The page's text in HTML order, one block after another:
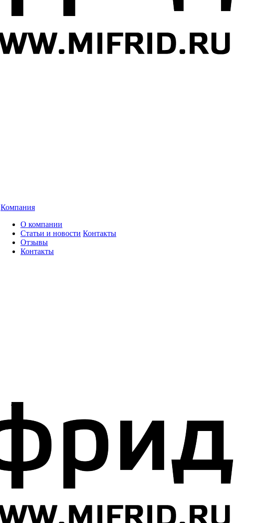
Компания
О компании
Статьи и новости
Отзывы
Контакты
Контакты